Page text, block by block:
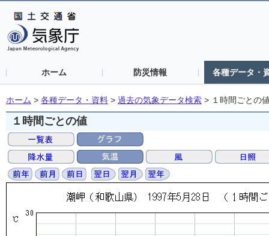
ホーム 防災情報 各種データ・
ホーム > 各種データ・資料 > 過去の気象データ検索 > １時間ごとの
１時間ごとの値